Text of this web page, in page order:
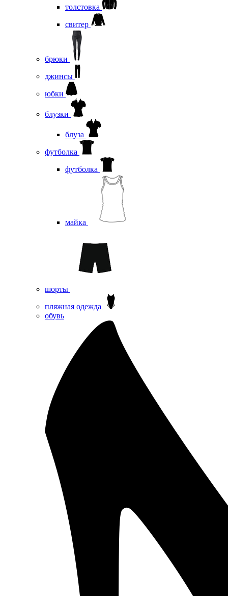
толстовка
свитер
брюки
джинсы
юбки
блузки
блуза
футболка
футболка
майка
шорты
пляжная одежда
oбувь